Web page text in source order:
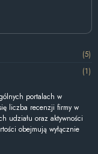
(5)
(1)
portalach w
liczba recenzji firmy w
udziału oraz aktywności
obejmują wyłącznie